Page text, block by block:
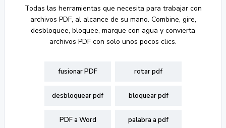
Todas las herramientas que necesita para trabajar con
archivos PDF, al alcance de su mano. Combine, gire,
desbloquee, bloquee, marque con agua y convierta
archivos PDF con solo unos pocos clics.
fusionar PDF rotar pdf
desbloquear pdf bloquear pdf
PDF a Word palabra a pdf